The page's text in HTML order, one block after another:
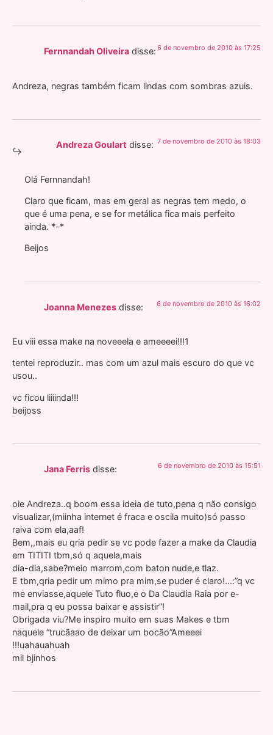
Fernnandah Oliveira disse: 6 de novembro de 2010 às 17:25
Andreza, negras também ficam lindas com sombras azuis.
Andreza Goulart disse: 7 de novembro de 2010 às 18:03
Olá Fernnandah!
Claro que ficam, mas em geral as negras tem medo, o
que é uma pena, e se for metálica fica mais perfeito
ainda. *-*
Beijos
Joanna Menezes disse: 6 de novembro de 2010 às 16:02
Eu viii essa make na noveeela e ameeeei!!!1
tentei reproduzir.. mas com um azul mais escuro do que vc
usou..
vc ficou liiiinda!!!
beijoss
Jana Ferris disse: 6 de novembro de 2010 às 15:51
oie Andreza..q boom essa ideia de tuto,pena q não consigo
visualizar,(miinha internet é fraca e oscila muito)só passo
raiva com ela,aaf!
Bem,,mais eu qria pedir se vc pode fazer a make da Claudia
em TITITI tbm,só q aquela,mais
dia-dia,sabe?meio marrom,com baton nude,e tlaz.
E tbm,qria pedir um mimo pra mim,se puder é claro!…:”q vc
me enviasse,aquele Tuto fluo,e o Da Claudia Raia por e-
mail,pra q eu possa baixar e assistir”!
Obrigada viu?Me inspiro muito em suas Makes e tbm
naquele “trucãaao de deixar um bocão”Ameeei
!!!uahauahuah
mil bjinhos